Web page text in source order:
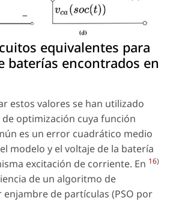
equivalentes para
baterías encontrados en
estos valores se han utilizado
optimización cuya función
es un error cuadrático medio
modelo y el voltaje de la batería
excitación de corriente. En 16)
de un algoritmo de
de partículas (PSO por